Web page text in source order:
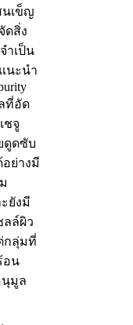
นเข็ญ
ดสิ่ง
ำเป็น
นะนำ
ที่อัด
ชจู
ดูดซับ
ย่างมี
ยังมี
ลล์ผิว
กลุ่มที่
อน
นุมูล